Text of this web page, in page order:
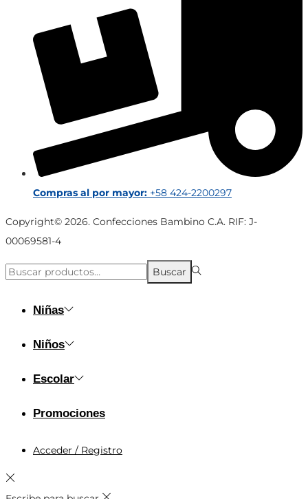
Compras al por mayor: +58 424-2200297
Copyright© 2026. Confecciones Bambino C.A. RIF: J-
00069581-4
Búsqueda
Buscar
Niñas
Niños
Escolar
Promociones
Acceder / Registro